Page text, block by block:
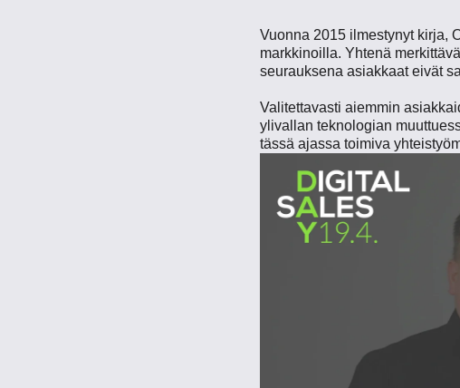
Vuonna 2015 ilmestynyt kirja,
markkinoilla. Yhtenä
seurauksena asiakkaat eivät
Valitettavasti aiemmin
ylivallan teknologian
tässä ajassa toimiva